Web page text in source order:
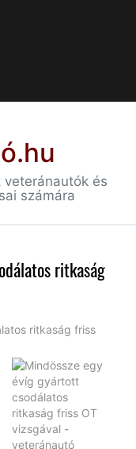
és
számára
ritkaság